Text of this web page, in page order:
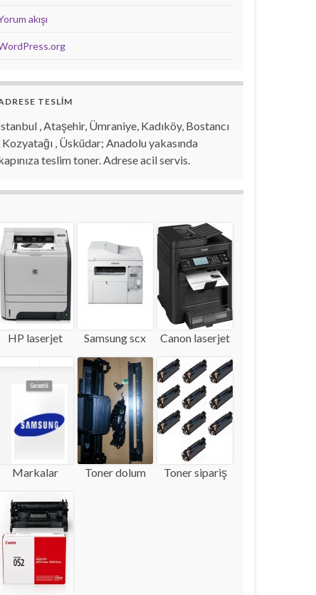
akışı
TESLİM
, Ataşehir, Ümraniye, Kadıköy, Bostancı
Kozyatağı , Üsküdar; Anadolu yakasında
teslim toner. Adrese acil servis.
HP laserjet Samsung scx Canon laserjet
Markalar Toner dolum Toner sipariş